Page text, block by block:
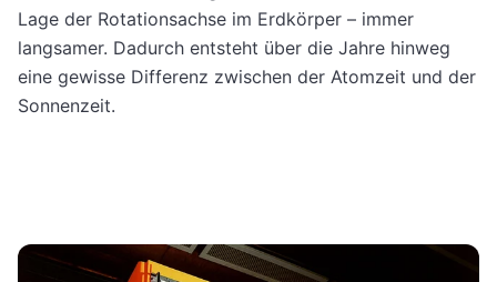
Lage der Rotationsachse im Erdkörper – immer
langsamer. Dadurch entsteht über die Jahre hinweg
eine gewisse Differenz zwischen der Atomzeit und der
Sonnenzeit.